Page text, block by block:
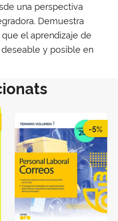
una perspectiva
Demuestra
el aprendizaje de
y posible en
-5%